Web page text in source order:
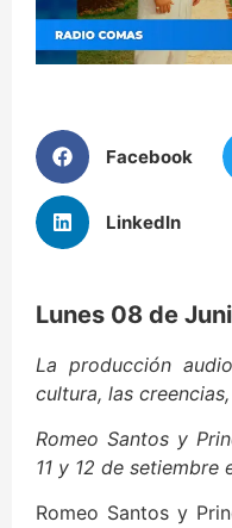
Facebook
LinkedIn
Lunes 08 de
La producción
cultura, las
Romeo Santos y
11 y 12 de setiembre
Romeo Santos y